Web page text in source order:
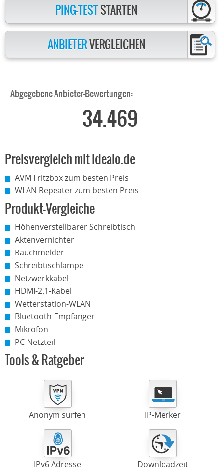
PING-TESTSTARTEN
ANBIETERVERGLEICHEN
Abgegebene Anbieter-Bewertungen:
34.469
Preisvergleich mit idealo.de
AVM Fritzbox zum besten Preis
WLAN Repeater zum besten Preis
Produkt-Vergleiche
Höhenverstellbarer Schreibtisch
Aktenvernichter
Rauchmelder
Schreibtischlampe
Netzwerkkabel
HDMI-2.1-Kabel
Wetterstation-WLAN
Bluetooth-Empfänger
Mikrofon
PC-Netzteil
Tools & Ratgeber
Anonym surfen IP-Merker
IPv6 Adresse Downloadzeit